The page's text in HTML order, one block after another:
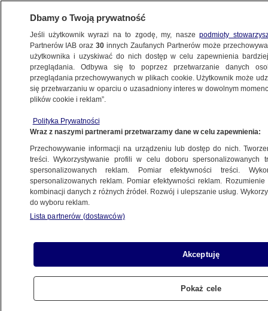
ŚWIAT
na cywilów
30.09.2016, 06:25Aktualizacja:30.09.2016, 06:33
Udostępnij
Dbamy o Twoją prywatność
Jeśli użytkownik wyrazi na to zgodę, my, naszepodmioty
Partnerów IAB oraz30 innych Zaufanych Partnerów może
użytkownika i uzyskiwać do nich dostęp w celu zapewnienia
przeglądania. Odbywa się to poprzez przetwarzanie danych
przeglądania przechowywanych w plikach cookie. Użytkownik może
się przetwarzaniu w oparciu o uzasadniony interes w dowolnym
plików cookie i reklam”.
Polityka Prywatności
Wraz z naszymi partnerami przetwarzamy dane w celu zapewnienia:
Przechowywanie informacji na urządzeniu lub dostęp do nich.
treści. Wykorzystywanie profili w celu doboru spersonalizowanych
spersonalizowanych reklam. Pomiar efektywności treści.
spersonalizowanych reklam. Pomiar efektywności reklam.
kombinacji danych z różnych źródeł. Rozwój i ulepszanie usług.
do wyboru reklam.
Lista partnerów (dostawców)
Akceptuję
Pokaż cele